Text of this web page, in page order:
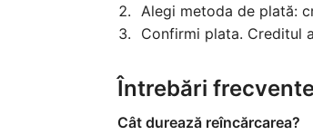
Alegi metoda de plată:
Confirmi plata. Creditul
Întrebări
Cât durează reîncărcarea?